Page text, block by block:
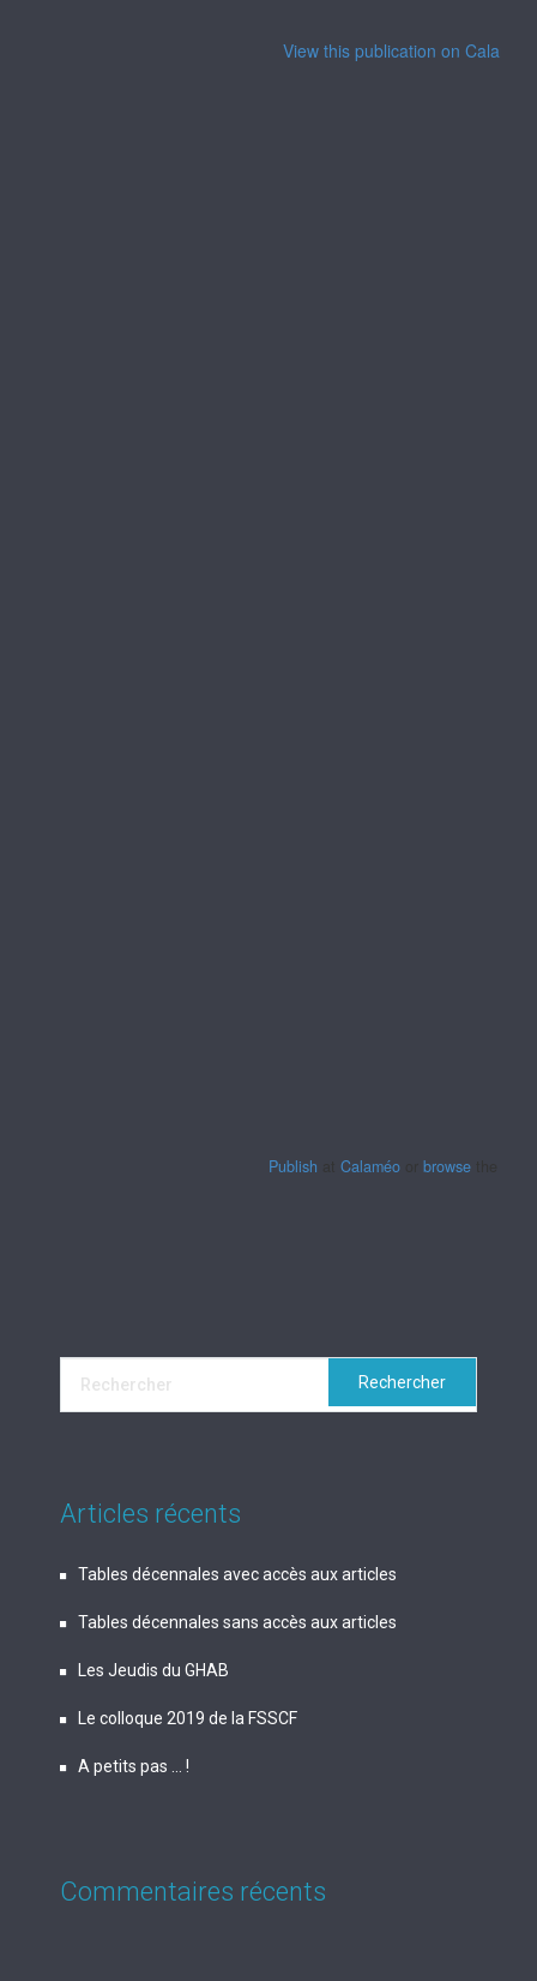
View this publication on Calaméo
Publish Calaméo browse
Articles récents
Tables décennales avec accès aux articles
Tables décennales sans accès aux articles
Les Jeudis du GHAB
Le colloque 2019 de la FSSCF
A petits pas … !
Commentaires récents